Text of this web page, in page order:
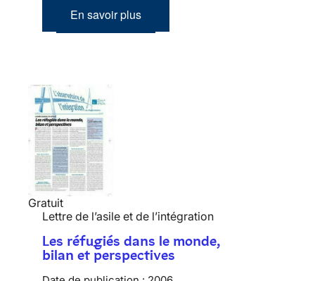
En savoir plus
Gratuit
Lettre de l’asile et de l’intégration
Les réfugiés dans le monde,
bilan et perspectives